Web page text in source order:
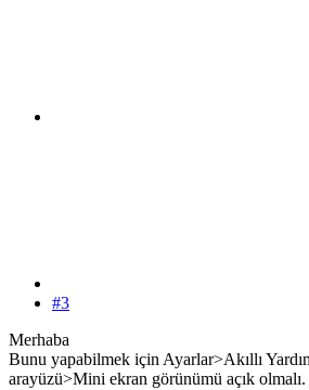
#3
Merhaba
Bunu yapabilmek için Ayarlar>Akıllı
arayüzü>Mini ekran görünümü açık olmalı.